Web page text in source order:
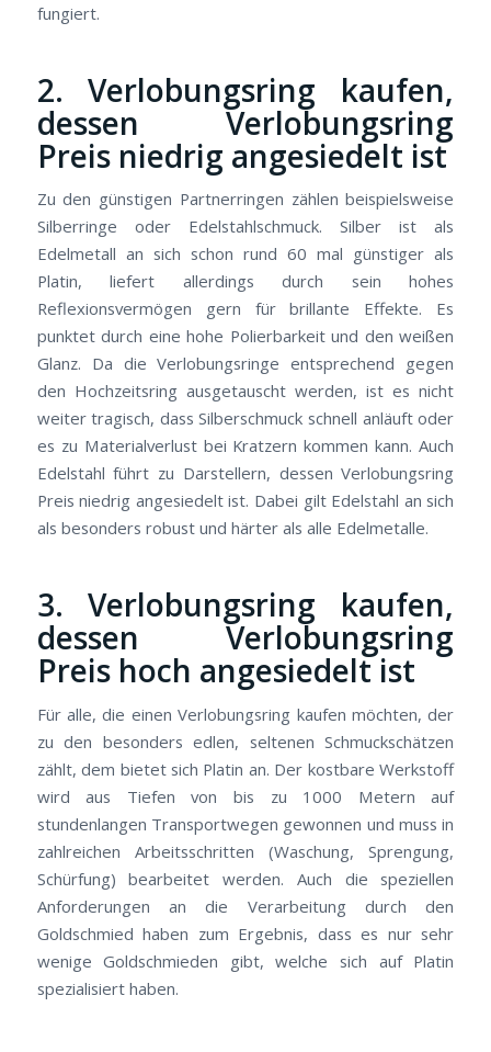
fungiert.
2. Verlobungsring kaufen,
dessen Verlobungsring
Preis niedrig angesiedelt ist
Zu den günstigen Partnerringen zählen beispielsweise
Silberringe oder Edelstahlschmuck. Silber ist als
Edelmetall an sich schon rund 60 mal günstiger als
Platin, liefert allerdings durch sein hohes
Reflexionsvermögen gern für brillante Effekte. Es
punktet durch eine hohe Polierbarkeit und den weißen
Glanz. Da die Verlobungsringe entsprechend gegen
den Hochzeitsring ausgetauscht werden, ist es nicht
weiter tragisch, dass Silberschmuck schnell anläuft oder
es zu Materialverlust bei Kratzern kommen kann. Auch
Edelstahl führt zu Darstellern, dessen Verlobungsring
Preis niedrig angesiedelt ist. Dabei gilt Edelstahl an sich
als besonders robust und härter als alle Edelmetalle.
3. Verlobungsring kaufen,
dessen Verlobungsring
Preis hoch angesiedelt ist
Für alle, die einen Verlobungsring kaufen möchten, der
zu den besonders edlen, seltenen Schmuckschätzen
zählt, dem bietet sich Platin an. Der kostbare Werkstoff
wird aus Tiefen von bis zu 1000 Metern auf
stundenlangen Transportwegen gewonnen und muss in
zahlreichen Arbeitsschritten (Waschung, Sprengung,
Schürfung) bearbeitet werden. Auch die speziellen
Anforderungen an die Verarbeitung durch den
Goldschmied haben zum Ergebnis, dass es nur sehr
wenige Goldschmieden gibt, welche sich auf Platin
spezialisiert haben.